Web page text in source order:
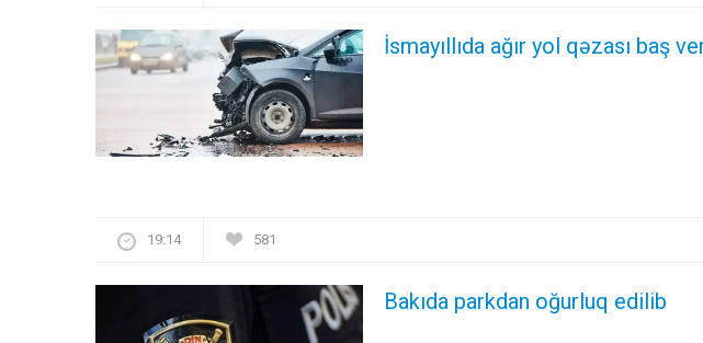
İsmayıllıda ağır yol qəzası baş
19:14 581
Bakıda parkdan oğurluq edilib